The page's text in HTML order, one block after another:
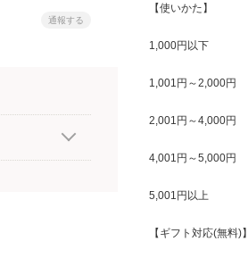
通報する
【使いかた】
1,000円以下
1,001円～2,000円
2,001円～4,000円
4,001円～5,000円
5,001円以上
【ギフト対応(無料)】